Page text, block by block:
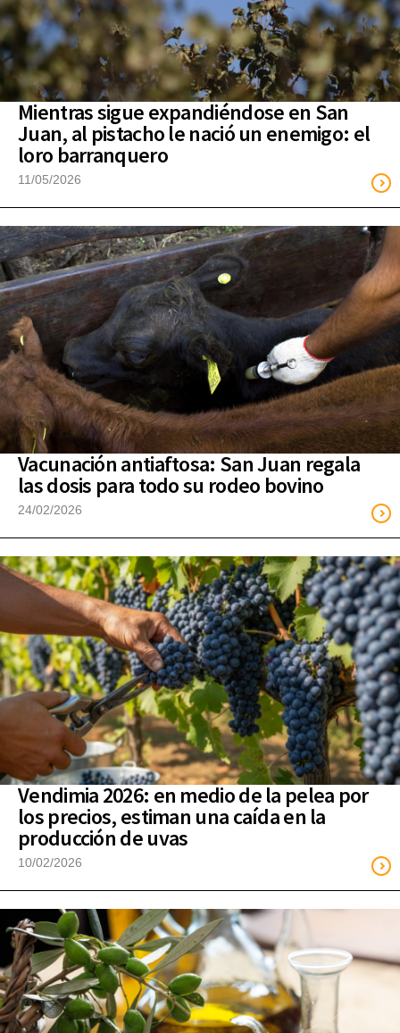
Mientras sigue expandiéndose en San
Juan, al pistacho le nació un enemigo: el
loro barranquero
11/05/2026
Vacunación antiaftosa: San Juan regala
las dosis para todo su rodeo bovino
24/02/2026
Vendimia 2026: en medio de la pelea por
los precios, estiman una caída en la
producción de uvas
10/02/2026